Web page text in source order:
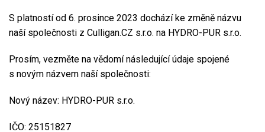
S platností od 6. prosince 2023 dochází ke změně názvu
naší společnosti z Culligan.CZ s.r.o. na HYDRO-PUR s.r.o.
Prosím, vezměte na vědomí následující údaje spojené
s novým názvem naší společnosti:
Nový název: HYDRO-PUR s.r.o.
IČO: 25151827